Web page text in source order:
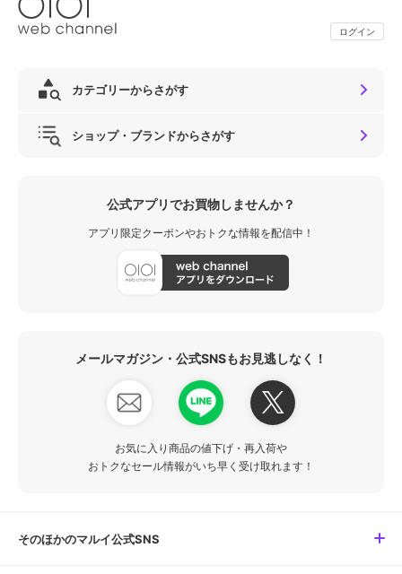
ログイン
カテゴリーからさがす
ショップ・ブランドからさがす
公式アプリでお買物しませんか？
アプリ限定クーポンやおトクな情報を配信中！
メールマガジン・公式SNSもお見逃しなく！
お気に入り商品の値下げ・再入荷や
おトクなセール情報がいち早く受け取れます！
そのほかのマルイ公式SNS